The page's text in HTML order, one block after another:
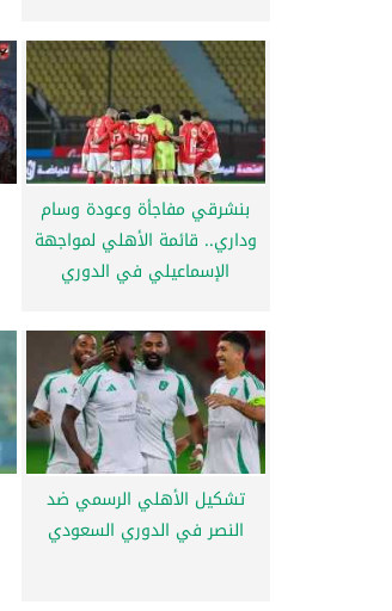
بنشرقي مفاجأة وعودة وسام
وداري.. قائمة الأهلي لمواجهة
الإسماعيلي في الدوري
تشكيل الأهلي الرسمي ضد
النصر في الدوري السعودي